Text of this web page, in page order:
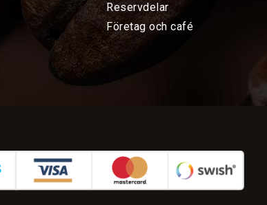
Reservdelar
Företag och café